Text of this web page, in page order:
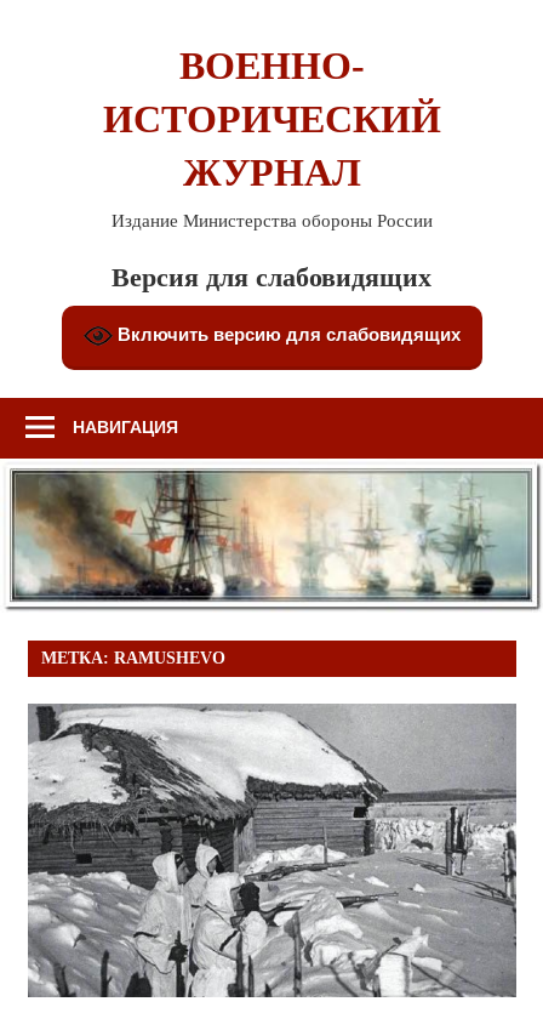
ВОЕННО-
ИСТОРИЧЕСКИЙ
ЖУРНАЛ
Издание Министерства обороны России
Версия для слабовидящих
Включить версию для слабовидящих
НАВИГАЦИЯ
МЕТКА: RAMUSHEVO